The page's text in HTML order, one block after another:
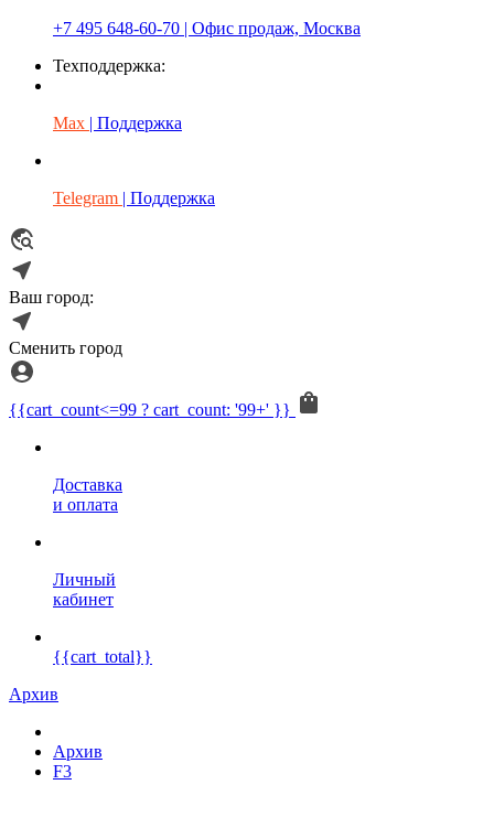
+7 495 648-60-70 | Офис продаж, Москва
Техподдержка:
Max | Поддержка
Telegram | Поддержка
Ваш город:
Сменить город
{{cart_count<=99 ? cart_count: '99+' }}
Доставка
и оплата
Личный
кабинет
{{cart_total}}
Архив
Архив
F3